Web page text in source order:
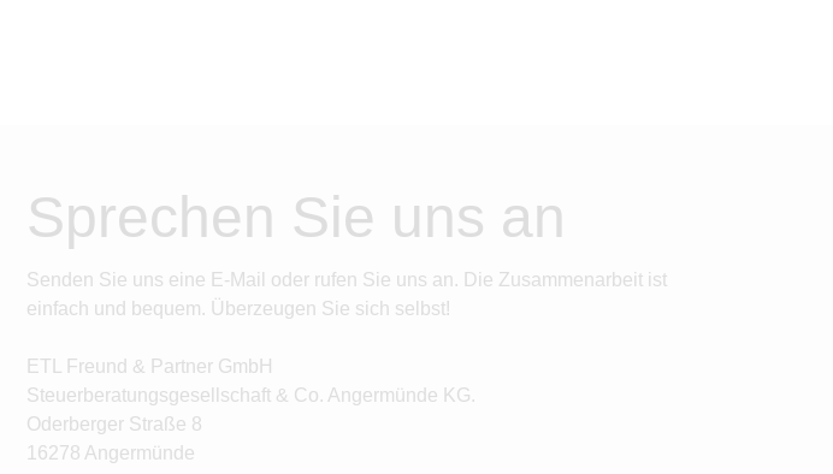
Sprechen Sie uns an
Senden Sie uns eine E-Mail oder rufen Sie uns an. Die Zusammenarbeit ist
einfach und bequem. Überzeugen Sie sich selbst!
ETL Freund & Partner GmbH
Steuerberatungsgesellschaft & Co. Angermünde KG.
Oderberger Straße 8
16278 Angermünde